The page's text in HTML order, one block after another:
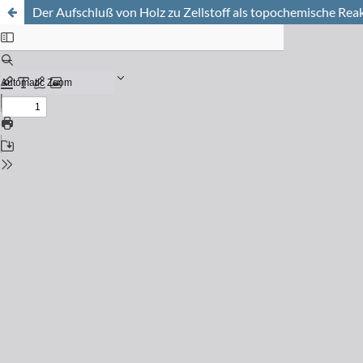
Der Aufschluß von Holz zu Zellstoff als topochemische